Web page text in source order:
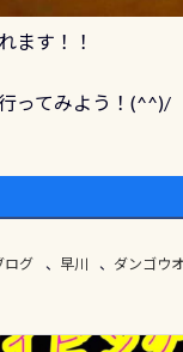
ます！！
ってみよう！(^^)/
ログ 、 早川 、 ダンゴウ